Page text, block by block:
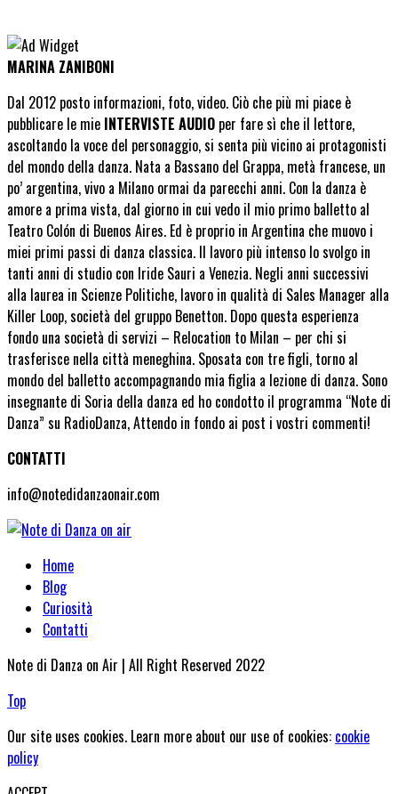
MARINA ZANIBONI
Dal 2012 posto informazioni, foto, video. Ciò che più mi piace è
pubblicare le mie INTERVISTE AUDIO per fare sì che il lettore,
ascoltando la voce del personaggio, si senta più vicino ai protagonisti
del mondo della danza. Nata a Bassano del Grappa, metà francese, un
po’ argentina, vivo a Milano ormai da parecchi anni. Con la danza è
amore a prima vista, dal giorno in cui vedo il mio primo balletto al
Teatro Colón di Buenos Aires. Ed è proprio in Argentina che muovo i
miei primi passi di danza classica. Il lavoro più intenso lo svolgo in
tanti anni di studio con Iride Sauri a Venezia. Negli anni successivi
alla laurea in Scienze Politiche, lavoro in qualità di Sales Manager alla
Killer Loop, società del gruppo Benetton. Dopo questa esperienza
fondo una società di servizi – Relocation to Milan – per chi si
trasferisce nella città meneghina. Sposata con tre figli, torno al
mondo del balletto accompagnando mia figlia a lezione di danza. Sono
insegnante di Soria della danza ed ho condotto il programma “Note di
Danza” su RadioDanza, Attendo in fondo ai post i vostri commenti!
CONTATTI
info@notedidanzaonair.com
Home
Blog
Curiosità
Contatti
Note di Danza on Air | All Right Reserved 2022
Top
Our site uses cookies. Learn more about our use of cookies: cookie
policy